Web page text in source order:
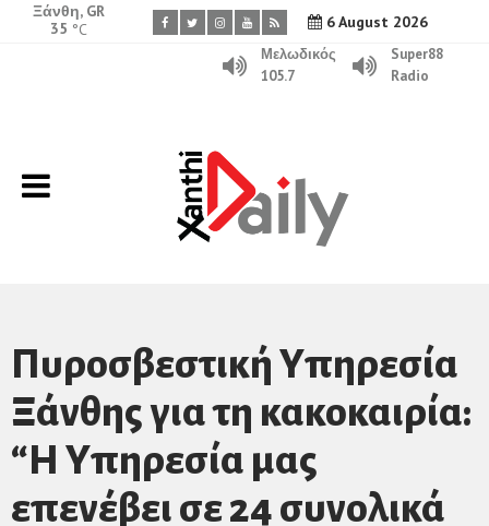
6 August 2026
Ξάνθη, GR
35 °C
Μελωδικός
105.7
Super88
Radio
Πυροσβεστική Υπηρεσία
Ξάνθης για τη κακοκαιρία:
“Η Υπηρεσία μας
επενέβει σε 24 συνολικά